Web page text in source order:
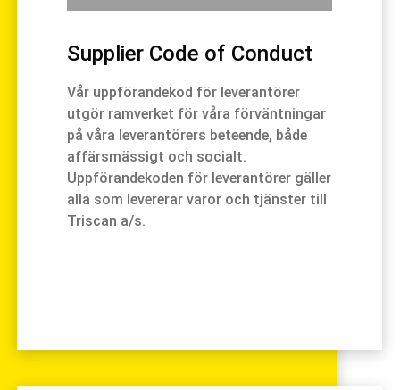
Supplier Code of Conduct
Vår uppförandekod för leverantörer
utgör ramverket för våra förväntningar
på våra leverantörers beteende, både
affärsmässigt och socialt.
Uppförandekoden för leverantörer gäller
alla som levererar varor och tjänster till
Triscan a/s.